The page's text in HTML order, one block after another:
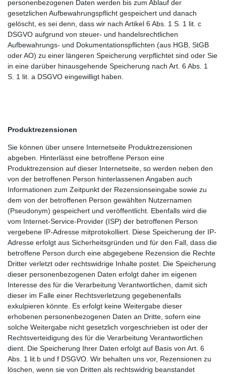
personenbezogenen Daten werden bis zum Ablauf der
gesetzlichen Aufbewahrungspflicht gespeichert und danach
gelöscht, es sei denn, dass wir nach Artikel 6 Abs. 1 S. 1 lit. c
DSGVO aufgrund von steuer- und handelsrechtlichen
Aufbewahrungs- und Dokumentationspflichten (aus HGB, StGB
oder AO) zu einer längeren Speicherung verpflichtet sind oder Sie
in eine darüber hinausgehende Speicherung nach Art. 6 Abs. 1
S. 1 lit. a DSGVO eingewilligt haben.
Produktrezensionen
Sie können über unsere Internetseite Produktrezensionen
abgeben. Hinterlässt eine betroffene Person eine
Produktrezension auf dieser Internetseite, so werden neben den
von der betroffenen Person hinterlassenen Angaben auch
Informationen zum Zeitpunkt der Rezensionseingabe sowie zu
dem von der betroffenen Person gewählten Nutzernamen
(Pseudonym) gespeichert und veröffentlicht. Ebenfalls wird die
vom Internet-Service-Provider (ISP) der betroffenen Person
vergebene IP-Adresse mitprotokolliert. Diese Speicherung der IP-
Adresse erfolgt aus Sicherheitsgründen und für den Fall, dass die
betroffene Person durch eine abgegebene Rezension die Rechte
Dritter verletzt oder rechtswidrige Inhalte postet. Die Speicherung
dieser personenbezogenen Daten erfolgt daher im eigenen
Interesse des für die Verarbeitung Verantwortlichen, damit sich
dieser im Falle einer Rechtsverletzung gegebenenfalls
exkulpieren könnte. Es erfolgt keine Weitergabe dieser
erhobenen personenbezogenen Daten an Dritte, sofern eine
solche Weitergabe nicht gesetzlich vorgeschrieben ist oder der
Rechtsverteidigung des für die Verarbeitung Verantwortlichen
dient. Die Speicherung Ihrer Daten erfolgt auf Basis von Art. 6
Abs. 1 lit.b und f DSGVO. Wir behalten uns vor, Rezensionen zu
löschen, wenn sie von Dritten als rechtswidrig beanstandet